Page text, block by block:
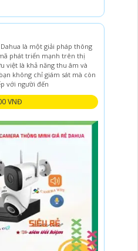
là một giải pháp thông
phát triển mạnh trên thị
việt là khả năng thu âm và
không chỉ giám sát mà còn
với người đến
VNĐ